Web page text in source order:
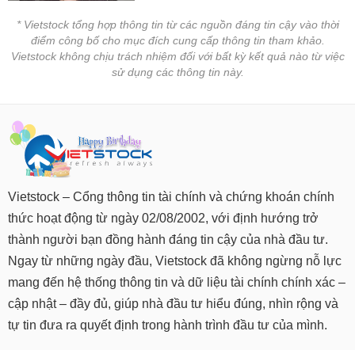
* Vietstock tổng hợp thông tin từ các nguồn đáng tin cậy vào thời
điểm công bố cho mục đích cung cấp thông tin tham khảo.
Vietstock không chịu trách nhiệm đối với bất kỳ kết quả nào từ việc
sử dụng các thông tin này.
Vietstock – Cổng thông tin tài chính và chứng khoán chính
thức hoạt động từ ngày 02/08/2002, với định hướng trở
thành người bạn đồng hành đáng tin cậy của nhà đầu tư.
Ngay từ những ngày đầu, Vietstock đã không ngừng nỗ lực
mang đến hệ thống thông tin và dữ liệu tài chính chính xác –
cập nhật – đầy đủ, giúp nhà đầu tư hiểu đúng, nhìn rộng và
tự tin đưa ra quyết định trong hành trình đầu tư của mình.
chính